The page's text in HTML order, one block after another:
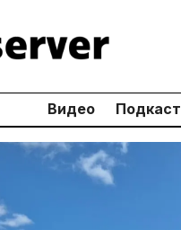
Видео Подкаст